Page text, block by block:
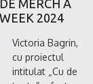
MERCH A
2024
Victoria Bagrin,
cu proiectul
intitulat „Cu de